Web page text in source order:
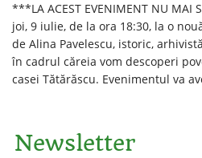
***LA ACEST EVENIMENT NU MAI
joi, 9 iulie, de la ora 18:30, la o
de Alina Pavelescu, istoric,
în cadrul căreia vom descoperi
casei Tătărăscu. Evenimentul va
Newsletter